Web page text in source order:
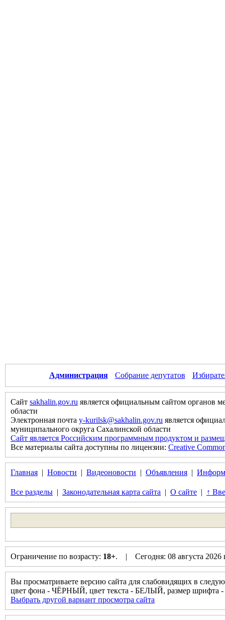
Администрация Собрание депутатов
Сайт sakhalin.gov.ru является официальным сайтом органов
области
Электронная почта y-kurilsk@sakhalin.gov.ru является
муниципального округа Сахалинской области
Сайт является Российским программным продуктом и
Все материалы сайта доступны по лицензии: Creative
Главная | Новости | Видеоновости | Объявления |
Все разделы | Законодательная карта сайта | О сайте | ↑
Ограничение по возрасту: 18+. | Сегодня: 08 августа
Вы просматриваете версию сайта для слабовидящих в
цвет фона - ЧЁРНЫЙ, цвет текста - БЕЛЫЙ, размер
Выбрать другой вариант просмотра сайта